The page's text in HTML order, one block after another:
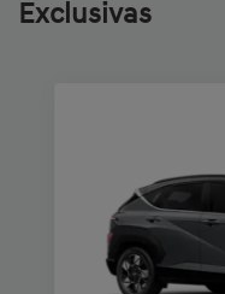
Exclusivas